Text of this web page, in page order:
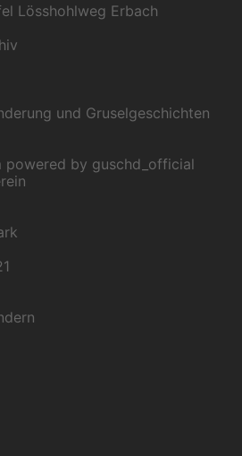
Lösshohlweg Erbach
und Gruselgeschichten
powered by guschd_official